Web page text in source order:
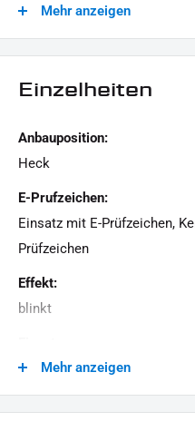
Prüfzeichen
KABELBELEGUNG
Gelb - Blinker
12 V / 2,5 W
KABELBELEGUNG
LIEFERUMFANG:
1x
Mehr anzeigen
Einzelheiten
Anbauposition:
Heck
E-Prufzeichen:
Einsatz mit E-Prüfzeichen,
Prüfzeichen
Effekt:
blinkt
40 x 8 mm
Mehr anzeigen